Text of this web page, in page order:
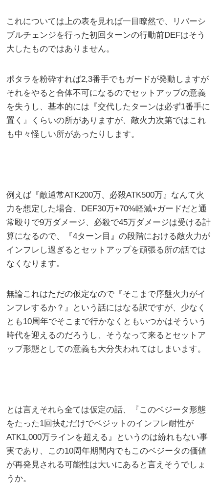
これについては上の表を見れば一目瞭然で、リバーシ
ブルチェンジを行った初回ターンの行動前DEFはそう
大したものではありません。
ポタラを粉砕すれば2,3番手でもガードが発動しますが
それをやると合体不可になるのでセットアップの意義
を失うし、基本的には『交代したターンは必ず1番手に
置く』くらいの所がありますが、敵火力次第ではこれ
も中々怪しい所があったりします。
例えば『敵通常ATK200万、必殺ATK500万』なんて火
力を想定した場合、DEF30万+70%軽減+ガードだと通
常殴りで9万ダメージ、必殺で45万ダメージは受ける計
算になるので、『4ターン目』の段階における敵火力が
インフレし過ぎるとセットアップを頑張る所の話では
なくなります。
無論これはただの仮定なので『そこまで序盤火力がイ
ンフレするか？』という話にはなる訳ですが、少なく
とも10周年でそこまで行かなくともいつかはそういう
時代を迎えるのだろうし、そうなって来るとセットア
ップ形態としての意義も大分失われてはしまいます。
とは言えそれら全ては仮定の話、『このベジータ形態
をたった1回挟むだけでベジットのインフレ耐性が
ATK1,000万ラインを超える』というのは紛れもない事
実であり、この10周年期間内でもこのベジータの価値
が再発見される可能性は大いにあると言えそうでしょ
うか。